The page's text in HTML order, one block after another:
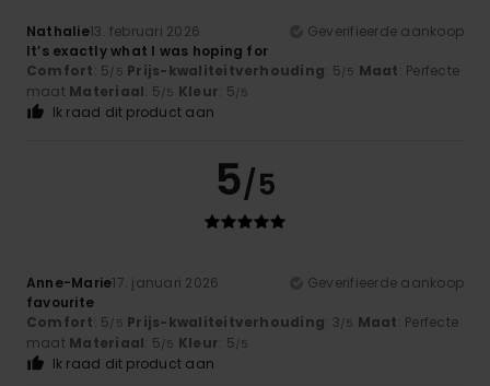
Nathalie13. februari 2026
Geverifieerde aankoop
It’s exactly what I was hoping for
Comfort: 5/5 Prijs-kwaliteitverhouding: 5/5 Maat: Perfecte
maat Materiaal: 5/5 Kleur: 5/5
Ik raad dit product aan
5/5
Anne-Marie17. januari 2026
Geverifieerde aankoop
favourite
Comfort: 5/5 Prijs-kwaliteitverhouding: 3/5 Maat: Perfecte
maat Materiaal: 5/5 Kleur: 5/5
Ik raad dit product aan